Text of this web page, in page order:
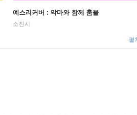
예스리커버 : 악마와 함께 춤을
소진시
펼